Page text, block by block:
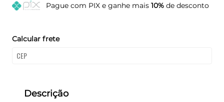
Pague com PIX e ganhe mais 10%de desconto
Calcular frete
Descrição